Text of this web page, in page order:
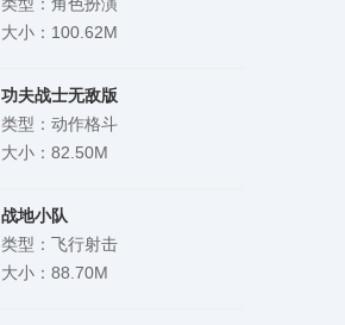
大小：100.62M
功夫战士无敌版
类型：动作格斗
大小：82.50M
战地小队
类型：飞行射击
大小：88.70M